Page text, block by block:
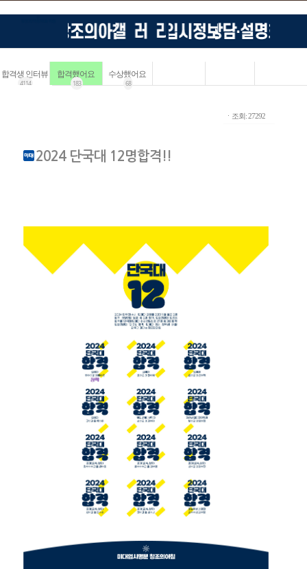
합격생 인터뷰
4114
합격했어요
183
수상했어요
68
ㆍ조회: 27292
2024 단국대 12명합격!!